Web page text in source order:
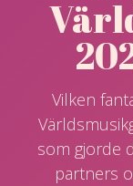
Vilken
som gjorde
partners